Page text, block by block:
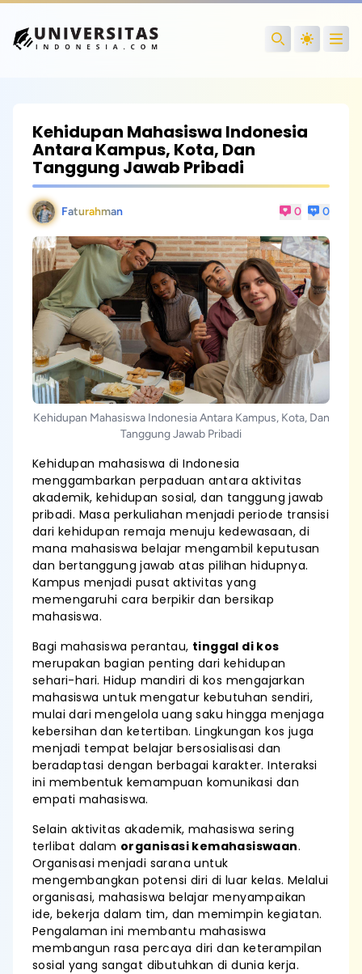
Search
Kehidupan Mahasiswa Indonesia
Antara Kampus, Kota, Dan
Tanggung Jawab Pribadi
Faturahman 0 0
Kehidupan Mahasiswa Indonesia Antara Kampus, Kota, Dan
Tanggung Jawab Pribadi
Kehidupan mahasiswa di Indonesia
menggambarkan perpaduan antara aktivitas
akademik, kehidupan sosial, dan tanggung jawab
pribadi. Masa perkuliahan menjadi periode transisi
dari kehidupan remaja menuju kedewasaan, di
mana mahasiswa belajar mengambil keputusan
dan bertanggung jawab atas pilihan hidupnya.
Kampus menjadi pusat aktivitas yang
memengaruhi cara berpikir dan bersikap
mahasiswa.
Bagi mahasiswa perantau, tinggal di kos
merupakan bagian penting dari kehidupan
sehari-hari. Hidup mandiri di kos mengajarkan
mahasiswa untuk mengatur kebutuhan sendiri,
mulai dari mengelola uang saku hingga menjaga
kebersihan dan ketertiban. Lingkungan kos juga
menjadi tempat belajar bersosialisasi dan
beradaptasi dengan berbagai karakter. Interaksi
ini membentuk kemampuan komunikasi dan
empati mahasiswa.
Selain aktivitas akademik, mahasiswa sering
terlibat dalam organisasi kemahasiswaan.
Organisasi menjadi sarana untuk
mengembangkan potensi diri di luar kelas. Melalui
organisasi, mahasiswa belajar menyampaikan
ide, bekerja dalam tim, dan memimpin kegiatan.
Pengalaman ini membantu mahasiswa
membangun rasa percaya diri dan keterampilan
sosial yang sangat dibutuhkan di dunia kerja.